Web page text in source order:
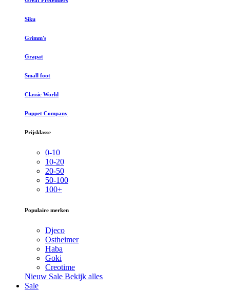
Siku
Grimm's
Grapat
Small foot
Classic World
Puppet Company
Prijsklasse
0-10
10-20
20-50
50-100
100+
Populaire merken
Djeco
Ostheimer
Haba
Goki
Creotime
Nieuw Sale Bekijk alles
Sale